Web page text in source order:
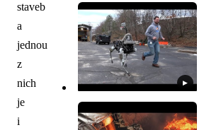
staveb
a
jednou
z
nich
je
i
▶